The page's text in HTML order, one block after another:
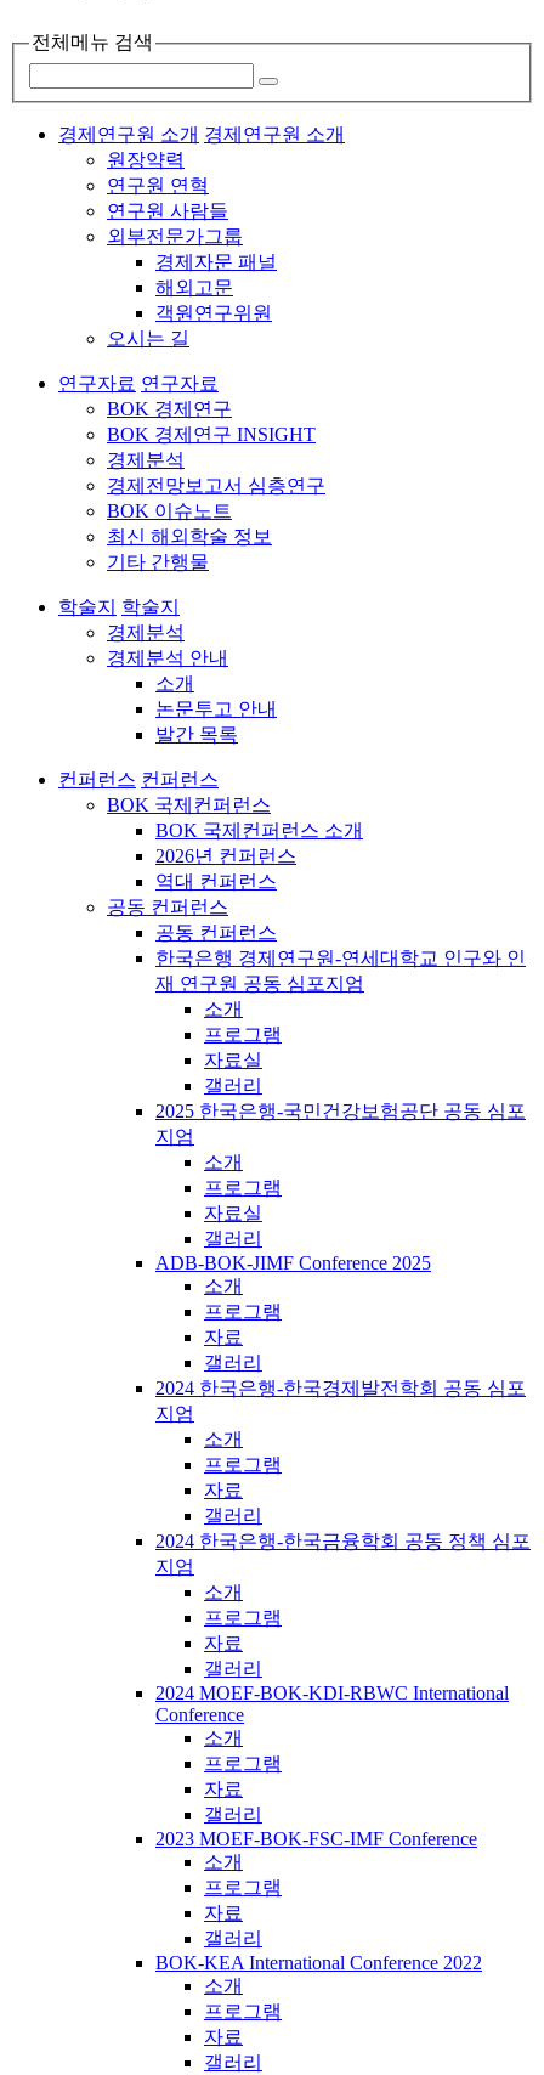
전체메뉴 검색
경제연구원 소개 경제연구원 소개
원장약력
연구원 연혁
연구원 사람들
외부전문가그룹
경제자문 패널
해외고문
객원연구위원
오시는 길
연구자료 연구자료
BOK 경제연구
BOK 경제연구 INSIGHT
경제분석
경제전망보고서 심층연구
BOK 이슈노트
최신 해외학술 정보
기타 간행물
학술지
학술지
경제분석
경제분석 안내
소개
논문투고 안내
발간 목록
컨퍼런스 컨퍼런스
BOK 국제컨퍼런스
BOK 국제컨퍼런스 소개
2026년 컨퍼런스
역대 컨퍼런스
공동 컨퍼런스
공동 컨퍼런스
한국은행 경제연구원-연세대학교 인구와 인
재 연구원 공동 심포지엄
소개
프로그램
자료실
갤러리
2025 한국은행-국민건강보험공단 공동 심포
지엄
소개
프로그램
자료실
갤러리
ADB-BOK-JIMF Conference 2025
소개
프로그램
자료
갤러리
2024 한국은행-한국경제발전학회 공동 심포
지엄
소개
프로그램
자료
갤러리
2024 한국은행-한국금융학회 공동 정책 심포
지엄
소개
프로그램
자료
갤러리
2024 MOEF-BOK-KDI-RBWC International
Conference
소개
프로그램
자료
갤러리
2023 MOEF-BOK-FSC-IMF Conference
소개
프로그램
자료
갤러리
BOK-KEA International Conference 2022
소개
프로그램
자료
갤러리